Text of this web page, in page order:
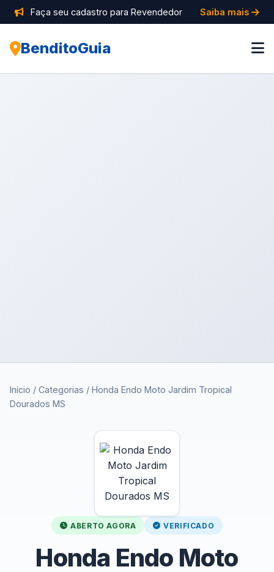
Faça seu cadastro para Revendedor Saiba mais
BenditoGuia
Início / Categorias / Honda Endo Moto Jardim Tropical
Dourados MS
ABERTO AGORA VERIFICADO
Honda Endo Moto